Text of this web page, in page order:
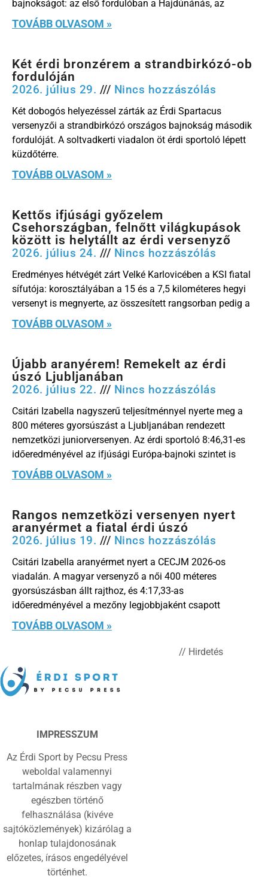
bajnokságot: az első fordulóban a Hajdúnánás, az
TOVÁBB OLVASOM »
Két érdi bronzérem a strandbirkózó-ob
fordulóján
2026. július 29. Nincs hozzászólás
Két dobogós helyezéssel zárták az Érdi Spartacus
versenyzői a strandbirkózó országos bajnokság második
fordulóját. A soltvadkerti viadalon öt érdi sportoló lépett
küzdőtérre.
TOVÁBB OLVASOM »
Kettős ifjúsági győzelem
Csehországban, felnőtt világkupások
között is helytállt az érdi versenyző
2026. július 24. Nincs hozzászólás
Eredményes hétvégét zárt Velké Karlovicében a KSI fiatal
sífutója: korosztályában a 15 és a 7,5 kilométeres hegyi
versenyt is megnyerte, az összesített rangsorban pedig a
TOVÁBB OLVASOM »
Újabb aranyérem! Remekelt az érdi
úszó Ljubljanában
2026. július 22. Nincs hozzászólás
Csitári Izabella nagyszerű teljesítménnyel nyerte meg a
800 méteres gyorsúszást a Ljubljanában rendezett
nemzetközi juniorversenyen. Az érdi sportoló 8:46,31-es
időeredményével az ifjúsági Európa-bajnoki szintet is
TOVÁBB OLVASOM »
Rangos nemzetközi versenyen nyert
aranyérmet a fiatal érdi úszó
2026. július 19. Nincs hozzászólás
Csitári Izabella aranyérmet nyert a CECJM 2026-os
viadalán. A magyar versenyző a női 400 méteres
gyorsúszásban állt rajthoz, és 4:17,33-as
időeredményével a mezőny legjobbjaként csapott
TOVÁBB OLVASOM »
IMPRESSZUM
Az Érdi Sport by Pecsu Press
weboldal valamennyi
tartalmának részben vagy
egészben történő
felhasználása (kivéve
sajtóközlemények) kizárólag a
honlap tulajdonosának
előzetes, írásos engedélyével
történhet.
// Hirdetés